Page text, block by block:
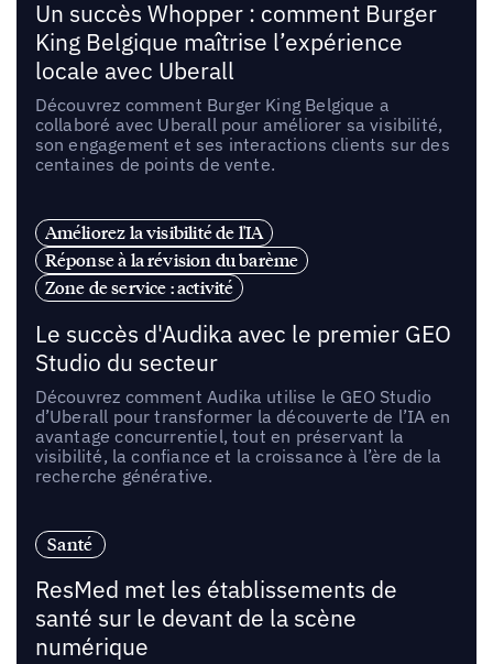
Un succès Whopper : comment Burger
King Belgique maîtrise l’expérience
locale avec Uberall
Découvrez comment Burger King Belgique a
collaboré avec Uberall pour améliorer sa visibilité,
son engagement et ses interactions clients sur des
centaines de points de vente.
Améliorez la visibilité de l'IA
Réponse à la révision du barème
Zone de service : activité
Le succès d'Audika avec le premier GEO
Studio du secteur
Découvrez comment Audika utilise le GEO Studio
d’Uberall pour transformer la découverte de l’IA en
avantage concurrentiel, tout en préservant la
visibilité, la confiance et la croissance à l’ère de la
recherche générative.
Santé
ResMed met les établissements de
santé sur le devant de la scène
numérique